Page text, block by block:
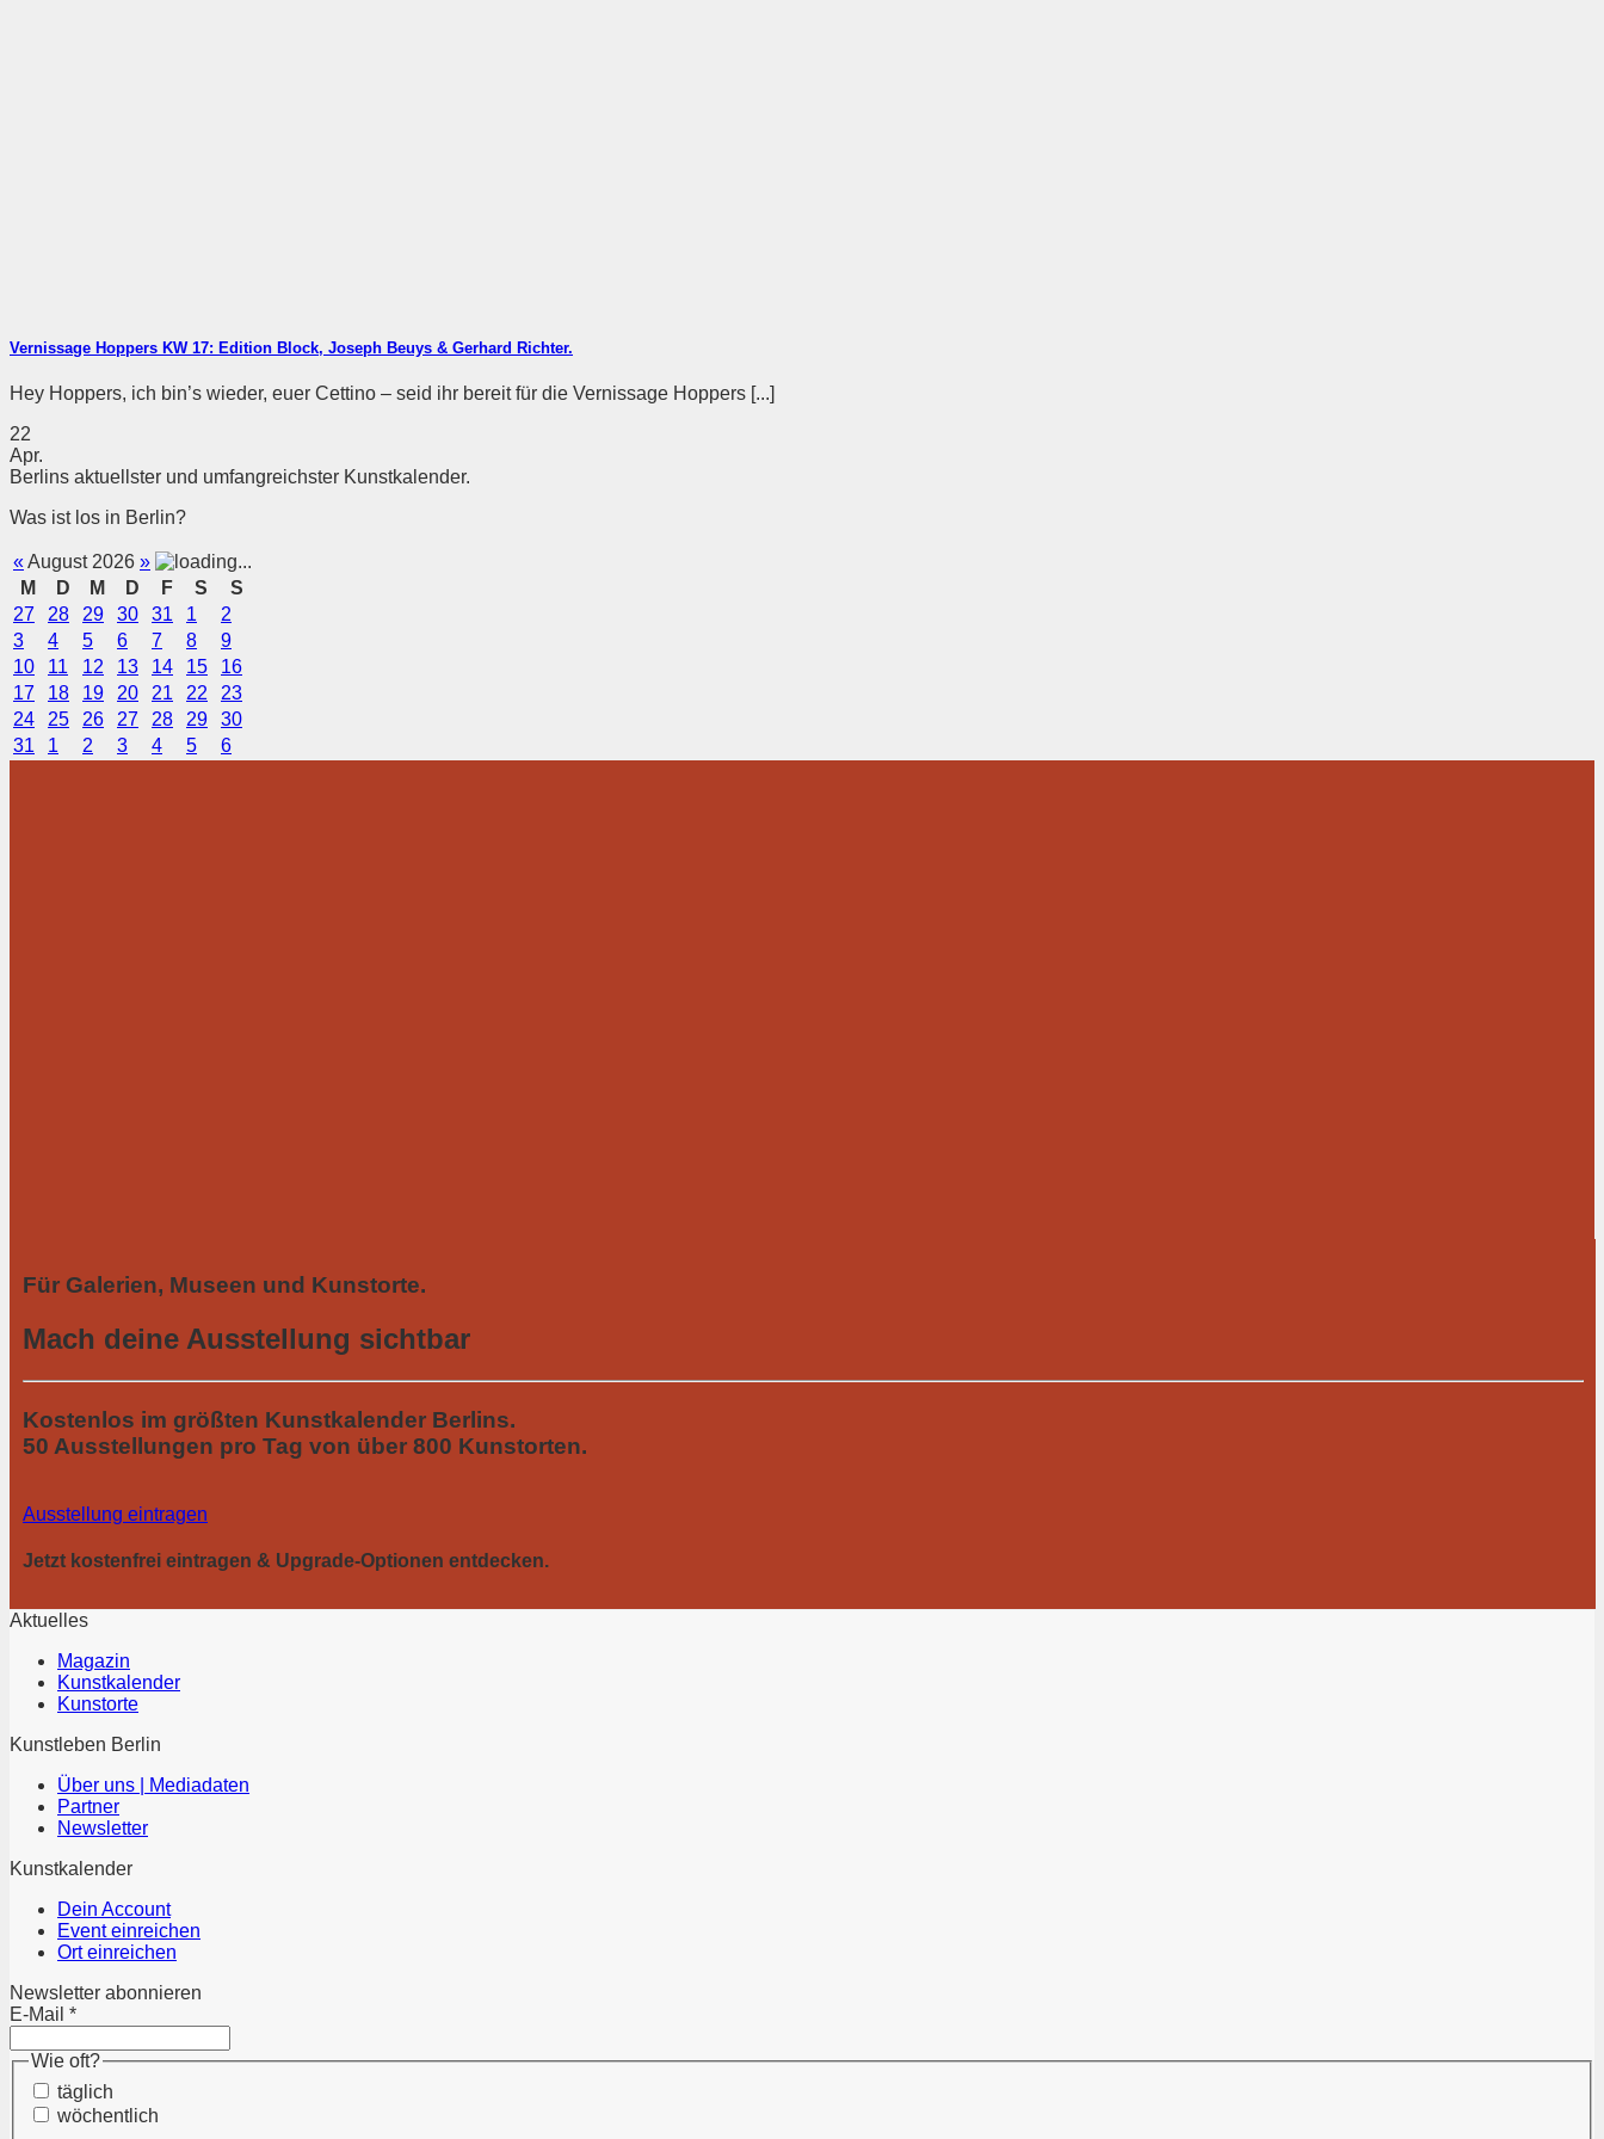
Vernissage Hoppers KW 17: Edition Block, Joseph Beuys & Gerhard Richter.
Hey Hoppers, ich bin’s wieder, euer Cettino – seid ihr bereit für die Vernissage Hoppers [...]
22
Apr.
Berlins aktuellster und umfangreichster Kunstkalender.
Was ist los in Berlin?
«August 2026 »
M
D M D F S
S
27
28 29 30 31 1
2
3
4 5 6 7 8
9
10
11 12 13 14 15
16
17
18 19 20 21 22
23
24
25 26 27 28 29
30
31
1 2 3 4 5 6
Für Galerien, Museen und Kunstorte.
Mach deine Ausstellung sichtbar
Kostenlos im größten Kunstkalender Berlins.
50 Ausstellungen pro Tag von über 800 Kunstorten.
Ausstellung eintragen
Jetzt kostenfrei eintragen & Upgrade-Optionen entdecken.
Aktuelles
Magazin
Kunstkalender
Kunstorte
Kunstleben Berlin
Über uns | Mediadaten
Partner
Newsletter
Kunstkalender
Dein Account
Event einreichen
Ort einreichen
Newsletter abonnieren
E-Mail *
Wie oft?
täglich
wöchentlich